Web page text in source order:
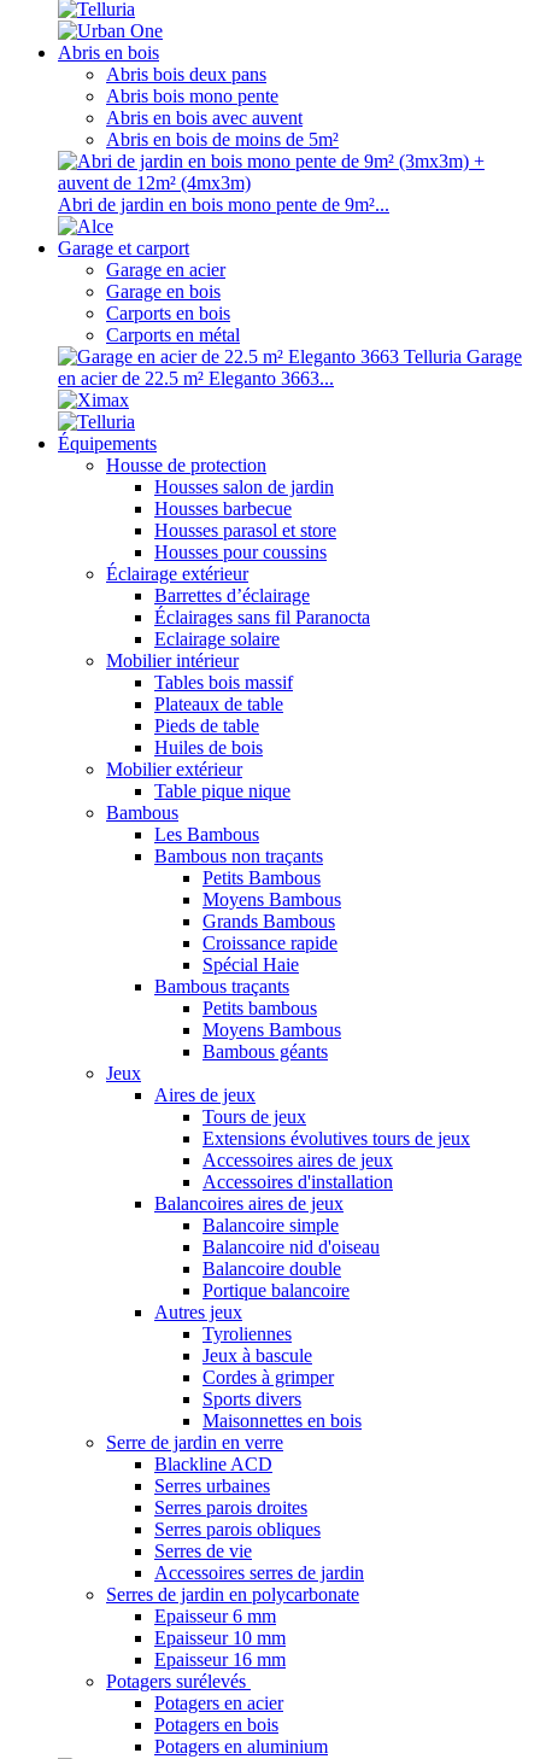
Abris en bois
Abris bois deux pans
Abris bois mono pente
Abris en bois avec auvent
Abris en bois de moins de 5m²
Abri de jardin en bois mono pente de 9m²...
Garage et carport
Garage en acier
Garage en bois
Carports en bois
Carports en métal
Garage
en acier de 22.5 m² Eleganto 3663...
Équipements
Housse de protection
Housses salon de jardin
Housses barbecue
Housses parasol et store
Housses pour coussins
Éclairage extérieur
Barrettes d’éclairage
Éclairages sans fil Paranocta
Eclairage solaire
Mobilier intérieur
Tables bois massif
Plateaux de table
Pieds de table
Huiles de bois
Mobilier extérieur
Table pique nique
Bambous
Les Bambous
Bambous non traçants
Petits Bambous
Moyens Bambous
Grands Bambous
Croissance rapide
Spécial Haie
Bambous traçants
Petits bambous
Moyens Bambous
Bambous géants
Jeux
Aires de jeux
Tours de jeux
Extensions évolutives tours de jeux
Accessoires aires de jeux
Accessoires d'installation
Balancoires aires de jeux
Balancoire simple
Balancoire nid d'oiseau
Balancoire double
Portique balancoire
Autres jeux
Tyroliennes
Jeux à bascule
Cordes à grimper
Sports divers
Maisonnettes en bois
Serre de jardin en verre
Blackline ACD
Serres urbaines
Serres parois droites
Serres parois obliques
Serres de vie
Accessoires serres de jardin
Serres de jardin en polycarbonate
Epaisseur 6 mm
Epaisseur 10 mm
Epaisseur 16 mm
Potagers surélevés
Potagers en acier
Potagers en bois
Potagers en aluminium